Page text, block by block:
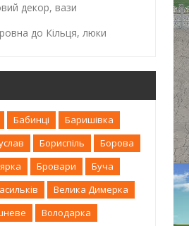
декор, вази
до Кільця, люки
Бабинці
Баришівка
Бориспіль
Борова
Бровари
Буча
Велика Димерка
Володарка